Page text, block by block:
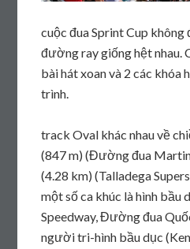
cuộc đua Sprint Cup
đường ray giống hệt nhau.
bài hát xoan và 2 các khóa
trình.
track Oval khác nhau về
(847 m) (Đường đua
(4.28 km) (Talladega
một số ca khúc là hình
Speedway, Đường đua
người tri-hình bầu dục